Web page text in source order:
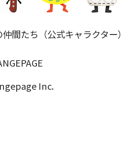
間たち（公式キャラクター）
Inc.